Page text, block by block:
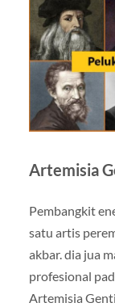
Artemisia
Pembangkit
satu artis
akbar. dia jua
profesional
Artemisia